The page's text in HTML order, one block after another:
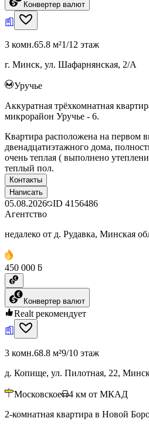
Конвертер валют
3 комн.65.8 м²1/12 этаж
г. Минск, ул. Шафарнянская, 2/А
Уручье
Аккуратная трёхкомнатная
микрорайон Уручье - 6.
Квартира расположена на первом
двенадцатиэтажного дома,
очень теплая ( выполнено
теплый пол.
Контакты
Написать
05.08.2026 ID 4156486
Агентство
недалеко от д. Рудавка, Минская
450 000 ƃ
Конвертер валют
Realt рекомендует
3 комн.68.8 м²9/10 этаж
д. Копище, ул. Пилотная, 22,
Московское 4 км от МКАД
2-комнатная квартира в Новой